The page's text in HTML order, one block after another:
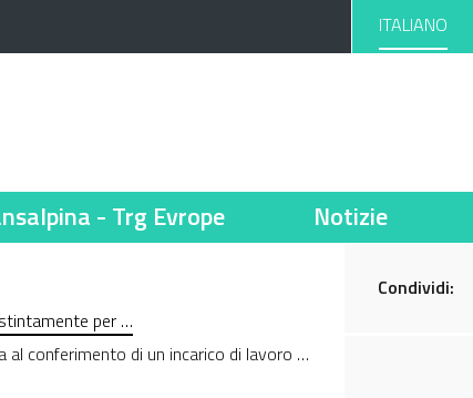
ITALIANO
- Trg Evrope Notizie
per …
conferimento di un incarico di lavoro …
Condividi: